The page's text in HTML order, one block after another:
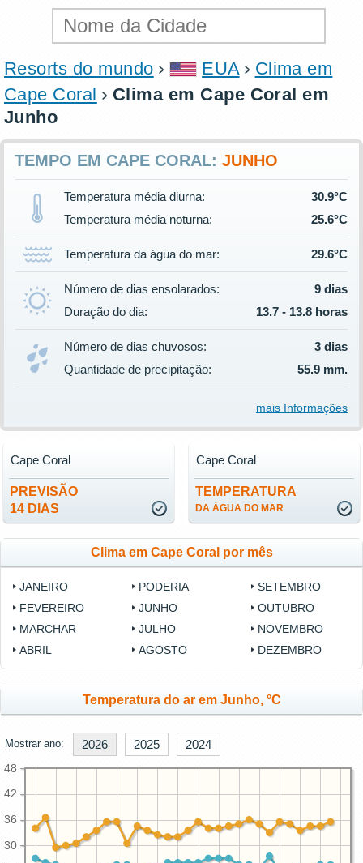
Resorts do mundo EUA
Clima em
Cape Coral
Clima em Cape Coral em
Junho
TEMPO EM CAPE CORAL: JUNHO
Temperatura média diurna:
30.9°C
Temperatura média noturna:
25.6°C
Temperatura da água do mar: 29.6°C
Número de dias ensolarados:
9 dias
Duração do dia:
13.7 - 13.8 horas
Número de dias chuvosos:
3 dias
Quantidade de precipitação:
55.9 mm.
mais Informações
PREVISÃO
14 DIAS
Cape Coral
TEMPERATURA
DA ÁGUA DO MAR
Cape Coral
Clima em Cape Coral por mês
JANEIRO
FEVEREIRO
MARCHAR
ABRIL
PODERIA
JUNHO
JULHO
AGOSTO
SETEMBRO
OUTUBRO
NOVEMBRO
DEZEMBRO
Temperatura do ar em Junho, °C
Mostrar ano: 2026 2025 2024
30
36
42
48